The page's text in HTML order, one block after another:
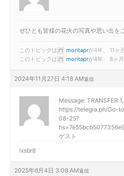
ぜひとも皆様の花火の写真や思い出を
このトピックは moritaprが4年、 11ヶ
このトピックは
moritaprが4年、 8ヶ
2024年11月27日 4:18 AM返信
Message: TRANSFER
https://telegra.ph/Go-
08-25?
ゲスト
ixsbr8
2025年6月4日 3:08 AM返信